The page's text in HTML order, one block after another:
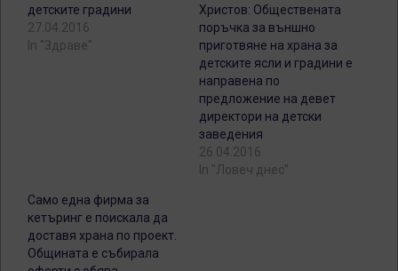
детските градини
27.04.2016
In "Здраве"
Христов: Обществената
поръчка за външно
приготвяне на храна за
детските ясли и градини е
направена по
предложение на девет
директори на детски
заведения
26.04.2016
In "Ловеч днес"
Само една фирма за
кетъринг е поискала да
доставя храна по проект.
Общината е събирала